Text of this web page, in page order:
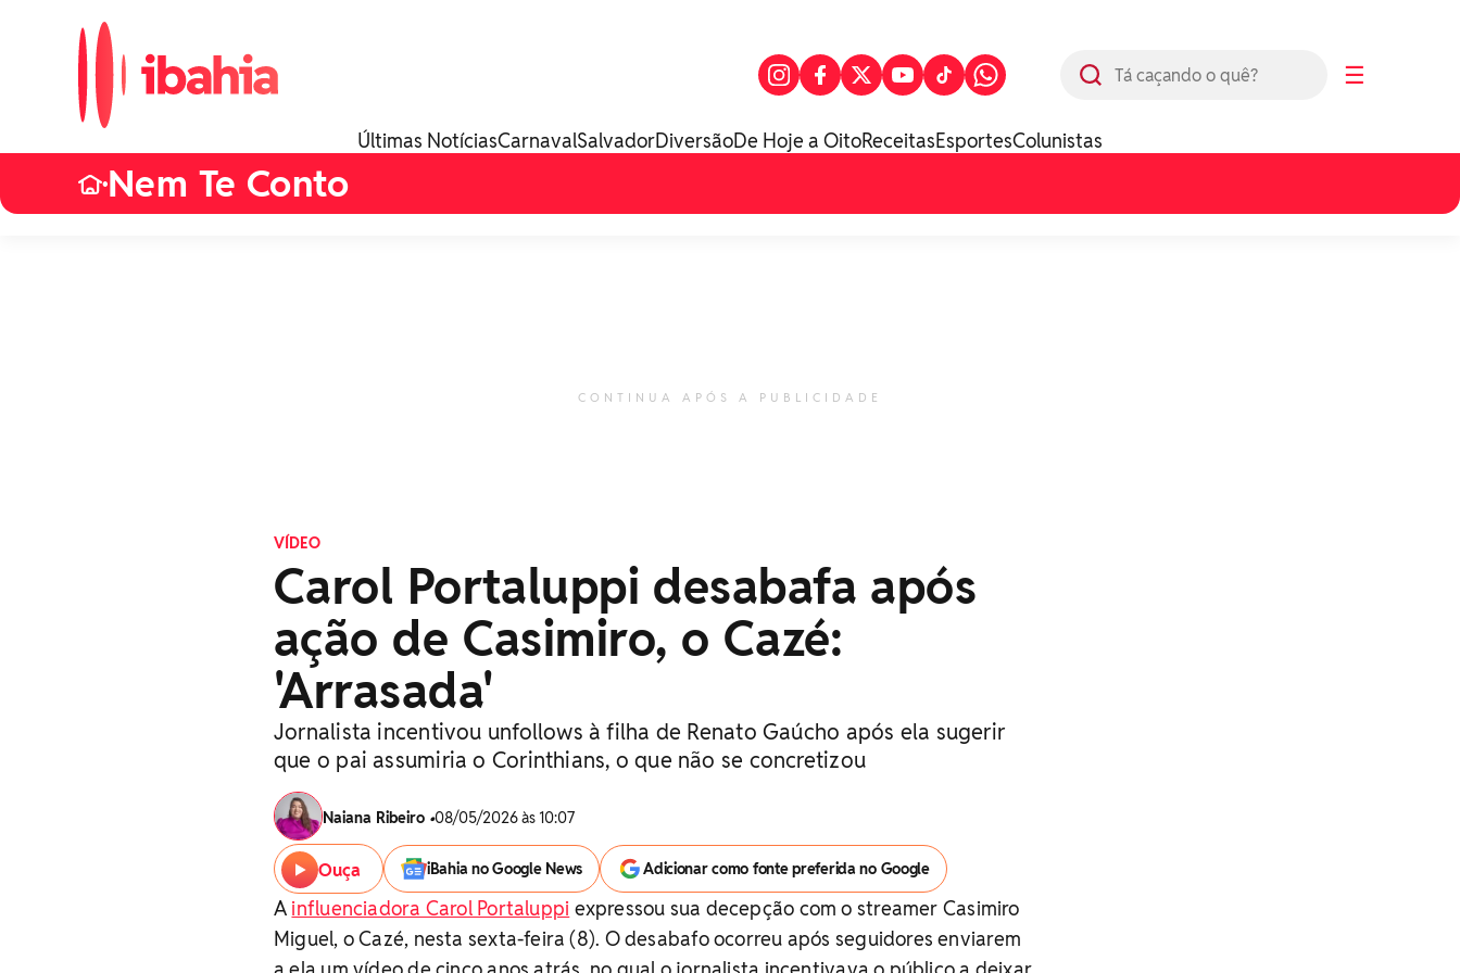
☰
Últimas NotíciasCarnavalSalvadorDiversãoDe Hoje a OitoReceitasEsportesColunistas
•Nem Te Conto
CONTINUA APÓS A PUBLICIDADE
VÍDEO
Carol Portaluppi desabafa após
ação de Casimiro, o Cazé:
'Arrasada'
Jornalista incentivou unfollows à filha de Renato Gaúcho após ela sugerir
que o pai assumiria o Corinthians, o que não se concretizou
Naiana Ribeiro •08/05/2026 às 10:07
Ouça iBahia no Google News Adicionar como fonte preferida no Google
A influenciadora Carol Portaluppi expressou sua decepção com o streamer Casimiro
Miguel, o Cazé, nesta sexta-feira (8). O desabafo ocorreu após seguidores enviarem